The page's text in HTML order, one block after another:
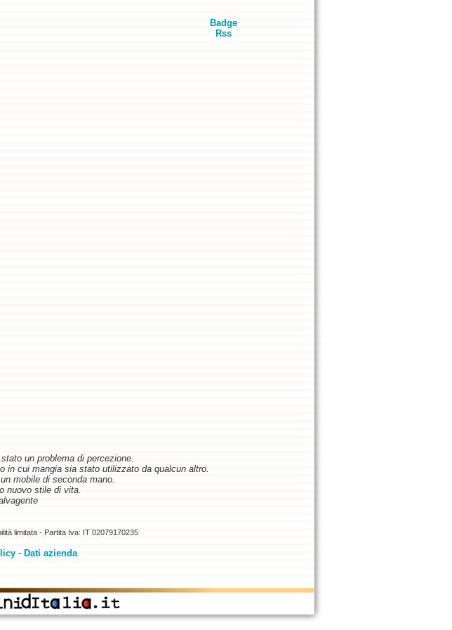
Badge
Rss
un problema di percezione.
in cui mangia sia stato utilizzato da qualcun altro.
mobile di seconda mano.
nuovo stile di vita.
limitata - Partita Iva: IT 02079170235
- Dati azienda